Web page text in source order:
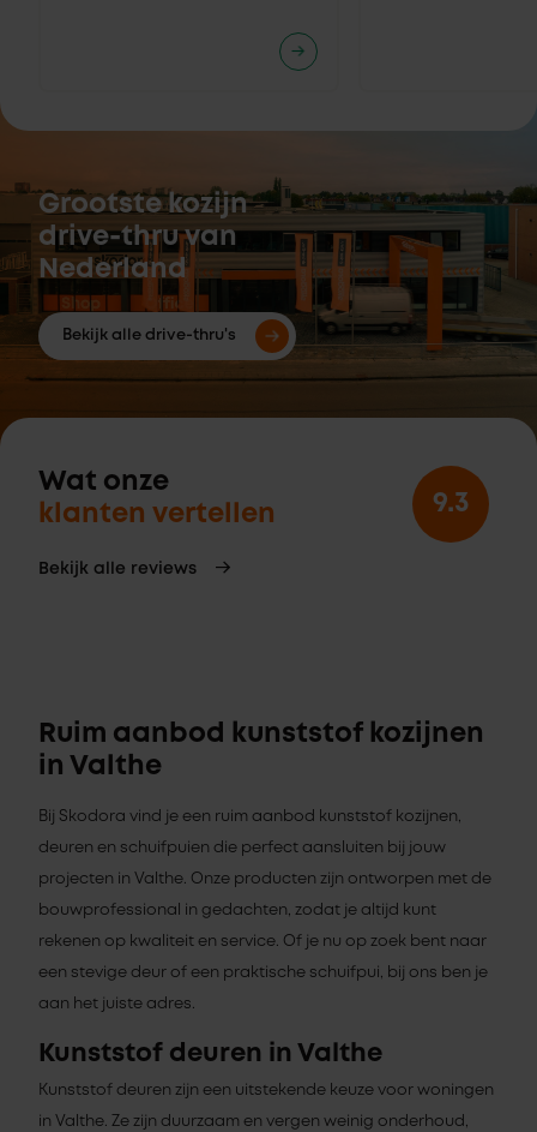
Grootste kozijn
drive-thru van
Nederland
Bekijk alle drive-thru's
Wat onze
klanten vertellen
Bekijk alle reviews
9.3
Ruim aanbod kunststof kozijnen
in Valthe
Bij Skodora vind je een ruim aanbod kunststof kozijnen,
deuren en schuifpuien die perfect aansluiten bij jouw
projecten in Valthe. Onze producten zijn ontworpen met de
bouwprofessional in gedachten, zodat je altijd kunt
rekenen op kwaliteit en service. Of je nu op zoek bent naar
een stevige deur of een praktische schuifpui, bij ons ben je
aan het juiste adres.
Kunststof deuren in Valthe
Kunststof deuren zijn een uitstekende keuze voor woningen
in Valthe. Ze zijn duurzaam en vergen weinig onderhoud,